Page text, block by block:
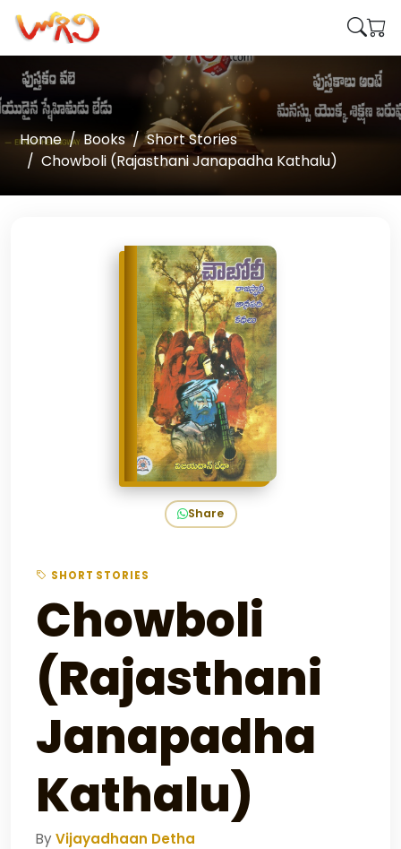
Home Books
Short Stories
Chowboli (Rajasthani Janapadha Kathalu)
Share
SHORT STORIES
Chowboli
(Rajasthani
Janapadha
Kathalu)
By Vijayadhaan Detha